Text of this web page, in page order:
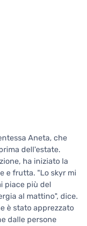
Aneta, che
dell'estate.
ha iniziato la
e frutta. "Lo skyr mi
piace più del
al mattino", dice.
è stato apprezzato
dalle persone